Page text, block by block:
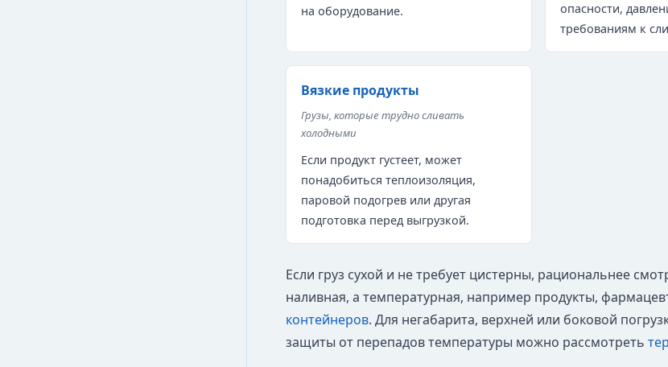
на оборудование.
опасности,
требованиям к
Вязкие продукты
Грузы, которые трудно сливать
холодными
Если продукт густеет, может
понадобиться теплоизоляция,
паровой подогрев или другая
подготовка перед выгрузкой.
Если груз сухой и не требует цистерны, рациональнее
наливная, а температурная, например продукты,
контейнеров. Для негабарита, верхней или боковой
защиты от перепадов температуры можно рассмотреть